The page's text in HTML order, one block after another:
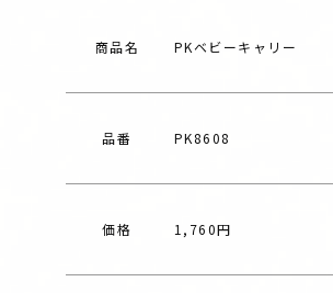
商品名 PKベビーキャリー
品番 PK8608
価格 1,760円